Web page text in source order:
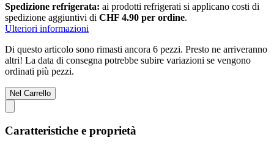
Spedizione refrigerata: ai prodotti refrigerati si applicano costi di
spedizione aggiuntivi di CHF 4.90 per ordine.
Ulteriori informazioni
Di questo articolo sono rimasti ancora 6 pezzi. Presto ne arriveranno
altri! La data di consegna potrebbe subire variazioni se vengono
ordinati più pezzi.
Nel Carrello
Caratteristiche e proprietà